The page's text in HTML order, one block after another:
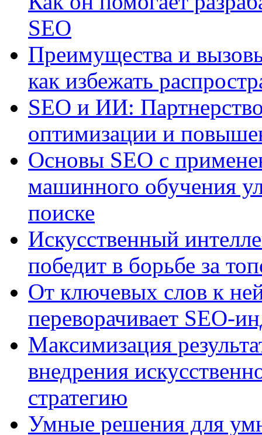
SEO
Преимущества и
как избежать
SEO и ИИ:
оптимизации и
Основы SEO с
машинного обучения
поиске
Искусственный
победит в борьбе за
От ключевых слов к
переворачивает SEO-
Максимизация
внедрения
стратегию
Умные решения для